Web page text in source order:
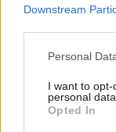
Downstream
Personal
I want to
personal data.
Opted In
következtében
KEDVES
A keresett
tartozik,